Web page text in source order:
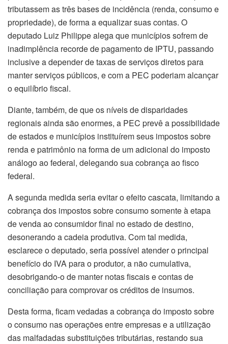
tributassem as três bases de incidência (renda, consumo e
propriedade), de forma a equalizar suas contas. O
deputado Luiz Philippe alega que municípios sofrem de
inadimplência recorde de pagamento de IPTU, passando
inclusive a depender de taxas de serviços diretos para
manter serviços públicos, e com a PEC poderiam alcançar
o equilíbrio fiscal.
Diante, também, de que os níveis de disparidades
regionais ainda são enormes, a PEC prevê a possibilidade
de estados e municípios instituírem seus impostos sobre
renda e patrimônio na forma de um adicional do imposto
análogo ao federal, delegando sua cobrança ao fisco
federal.
A segunda medida seria evitar o efeito cascata, limitando a
cobrança dos impostos sobre consumo somente à etapa
de venda ao consumidor final no estado de destino,
desonerando a cadeia produtiva. Com tal medida,
esclarece o deputado, seria possível atender o principal
benefício do IVA para o produtor, a não cumulativa,
desobrigando-o de manter notas fiscais e contas de
conciliação para comprovar os créditos de insumos.
Desta forma, ficam vedadas a cobrança do imposto sobre
o consumo nas operações entre empresas e a utilização
das malfadadas substituições tributárias, restando sua